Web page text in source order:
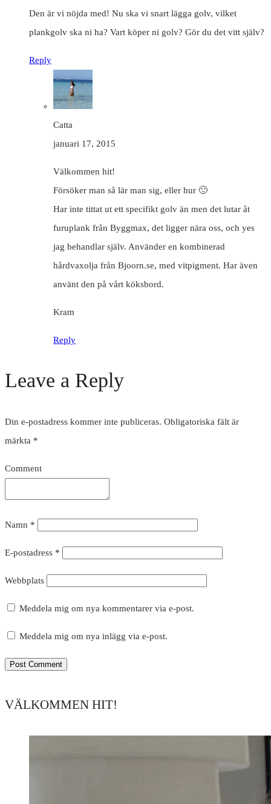
Den är vi nöjda med! Nu ska vi snart lägga golv, vilket
plankgolv ska ni ha? Vart köper ni golv? Gör du det vitt själv?
Reply
Catta
januari 17, 2015
Välkommen hit!
Försöker man så lär man sig, eller hur 🙂
Har inte tittat ut ett specifikt golv än men det lutar åt
furuplank från Byggmax, det ligger nära oss, och yes
jag behandlar själv. Använder en kombinerad
hårdvaxolja från Bjoorn.se, med vitpigment. Har även
använt den på vårt köksbord.
Kram
Reply
Leave a Reply
Din e-postadress kommer inte publiceras. Obligatoriska fält är
märkta *
Comment
Namn *
E-postadress *
Webbplats
Meddela mig om nya kommentarer via e-post.
Meddela mig om nya inlägg via e-post.
VÄLKOMMEN HIT!